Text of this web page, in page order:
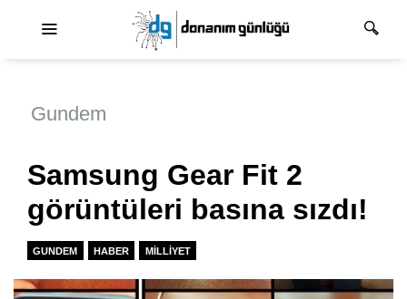
Gundem
Samsung Gear Fit 2
görüntüleri basına sızdı!
GUNDEM HABER MILLIYET